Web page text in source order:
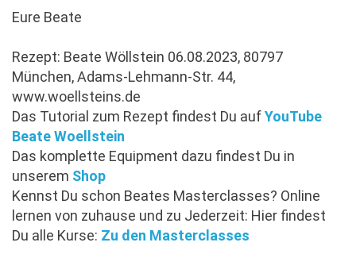
Eure Beate
Rezept: Beate Wöllstein 06.08.2023, 80797
München, Adams-Lehmann-Str. 44,
www.woellsteins.de
Das Tutorial zum Rezept findest Du aufYouTube
Beate Woellstein
Das komplette Equipment dazu findest Du in
unserem Shop
Kennst Du schon Beates Masterclasses? Online
lernen von zuhause und zu Jederzeit: Hier findest
Du alle Kurse: Zu den Masterclasses